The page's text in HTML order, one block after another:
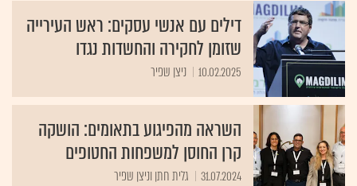
דילים עם אנשי עסקים: ראש העירייה
שזומן לחקירה והחשדות נגדו
10.02.2025 ניצן שפיר
השראה מהפיגוע בתאומים: הושקה
קרן החוסן למשפחות החטופים
31.07.2024 גלית חתן וניצן שפיר